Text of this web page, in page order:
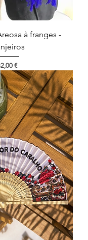
à franges -
€